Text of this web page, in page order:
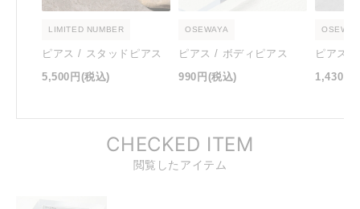
LIMITED NUMBER
ピアス / スタッドピアス
5,500円 (税込)
OSEWAYA
ピアス / ボディピアス
990円 (税込)
ピアス /
1,430円
CHECKED ITEM
閲覧したアイテム